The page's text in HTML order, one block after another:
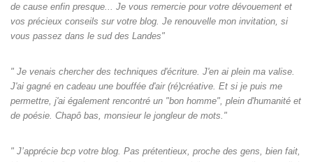
de cause enfin presque... Je vous remercie pour votre dévouement et
vos précieux conseils sur votre blog. Je renouvelle mon invitation, si
vous passez dans le sud des Landes"
" Je venais chercher des techniques d'écriture. J'en ai plein ma valise.
J'ai gagné en cadeau une bouffée d'air (ré)créative. Et si je puis me
permettre, j'ai également rencontré un "bon homme", plein d'humanité et
de poésie. Chapô bas, monsieur le jongleur de mots."
" J’apprécie bcp votre blog. Pas prétentieux, proche des gens, bien fait,